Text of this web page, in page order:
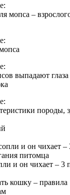
мопса –
выпадают глаза
породы,
и он чихает –